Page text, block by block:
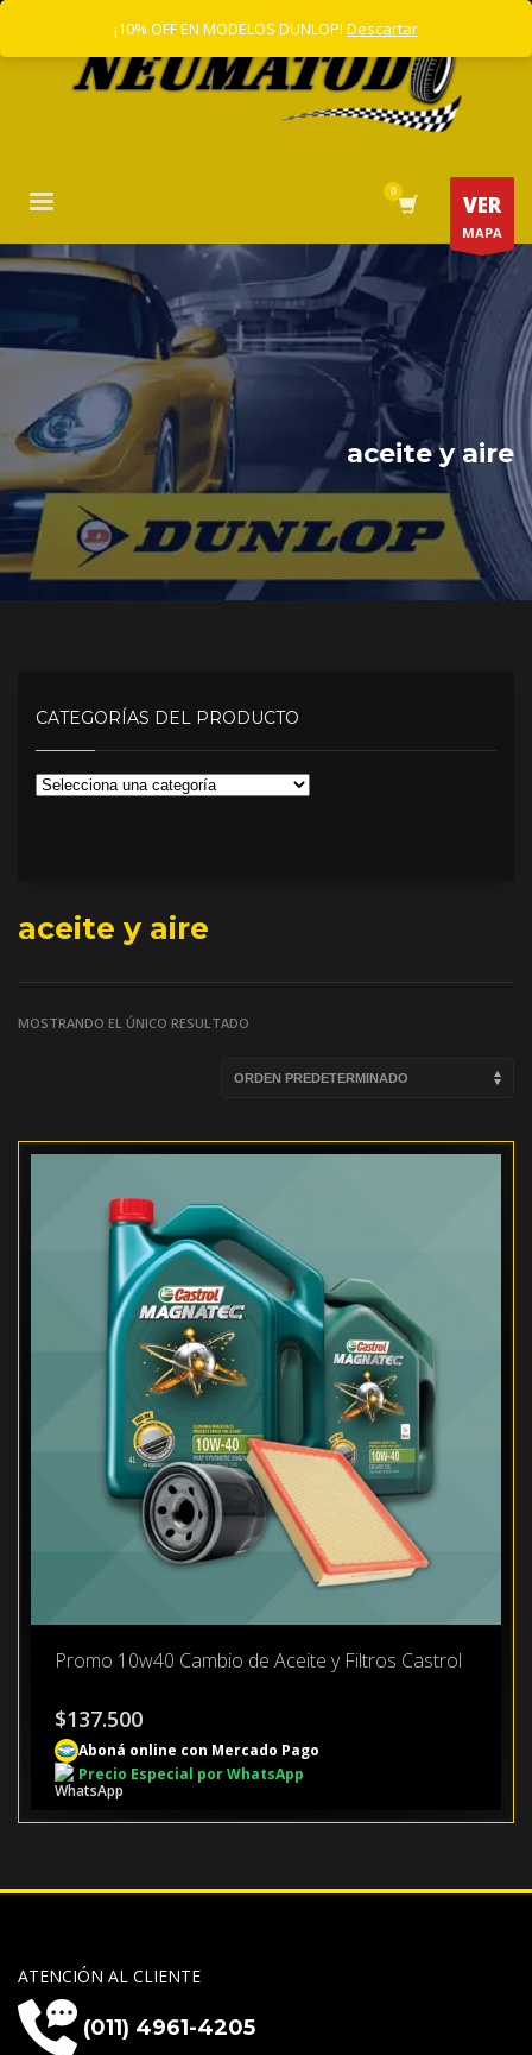
VER
MAPA
aceite y aire
aceite y aire
MOSTRANDO EL ÚNICO RESULTADO
Promo 10w40 Cambio de Aceite y Filtros Castrol
$137.500
Aboná online con Mercado Pago
Precio Especial por WhatsApp
CATEGORÍAS DEL PRODUCTO
ATENCIÓN AL CLIENTE
(011) 4961-4205
¡10% OFF EN MODELOS DUNLOP! Descartar